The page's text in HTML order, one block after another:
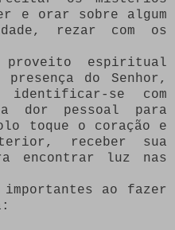
e orar sobre algum
rezar com os
proveito espiritual
do Senhor,
identificar-se com
dor pessoal para
toque o coração e
receber sua
encontrar luz nas
importantes ao fazer